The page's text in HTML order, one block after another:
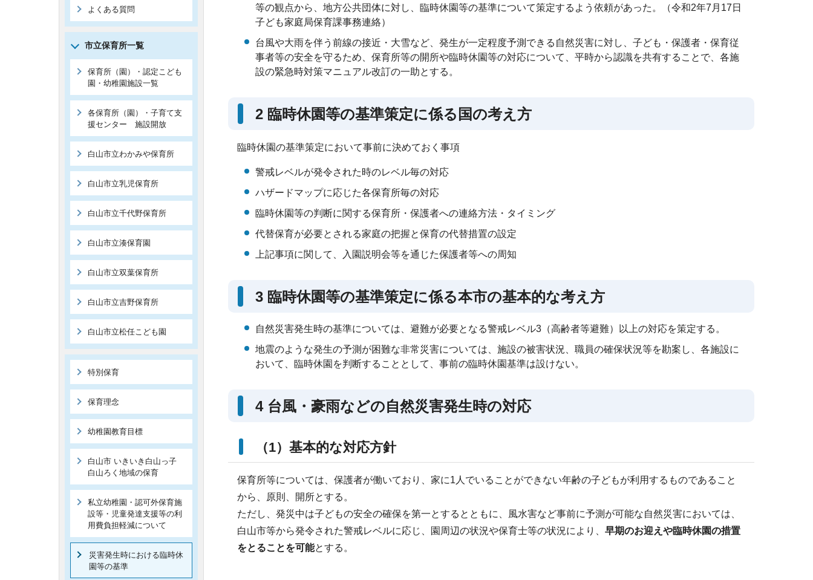
等の観点から、地方公共団体に対し、臨時休園等の基準について策定するよう依頼があった。（令和2年7月17日
子ども家庭局保育課事務連絡）
台風や大雨を伴う前線の接近・大雪など、発生が一定程度予測できる自然災害に対し、子ども・保護者・保育従
事者等の安全を守るため、保育所等の開所や臨時休園等の対応について、平時から認識を共有することで、各施
設の緊急時対策マニュアル改訂の一助とする。
2 臨時休園等の基準策定に係る国の考え方
臨時休園の基準策定において事前に決めておく事項
警戒レベルが発令された時のレベル毎の対応
ハザードマップに応じた各保育所毎の対応
臨時休園等の判断に関する保育所・保護者への連絡方法・タイミング
代替保育が必要とされる家庭の把握と保育の代替措置の設定
上記事項に関して、入園説明会等を通じた保護者等への周知
3 臨時休園等の基準策定に係る本市の基本的な考え方
自然災害発生時の基準については、避難が必要となる警戒レベル3（高齢者等避難）以上の対応を策定する。
地震のような発生の予測が困難な非常災害については、施設の被害状況、職員の確保状況等を勘案し、各施設に
おいて、臨時休園を判断することとして、事前の臨時休園基準は設けない。
4 台風・豪雨などの自然災害発生時の対応
（1）基本的な対応方針
保育所等については、保護者が働いており、家に1人でいることができない年齢の子どもが利用するものであること
から、原則、開所とする。
ただし、発災中は子どもの安全の確保を第一とするとともに、風水害など事前に予測が可能な自然災害においては、
白山市等から発令された警戒レベルに応じ、園周辺の状況や保育士等の状況により、 早期のお迎えや臨時休園の措置
をとることを可能とする。
よくある質問
市立保育所一覧
保育所（園）・認定こども
園・幼稚園施設一覧
各保育所（園）・子育て支
援センター 施設開放
白山市立わかみや保育所
白山市立乳児保育所
白山市立千代野保育所
白山市立湊保育園
白山市立双葉保育所
白山市立吉野保育所
白山市立松任こども園
特別保育
保育理念
幼稚園教育目標
白山市 いきいき白山っ子
白山ろく地域の保育
私立幼稚園・認可外保育施
設等・児童発達支援等の利
用費負担軽減について
災害発生時における臨時休
園等の基準